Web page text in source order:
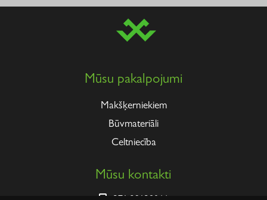
Mūsu pakalpojumi
Makšķerniekiem
Būvmateriāli
Celtniecība
Mūsu kontakti